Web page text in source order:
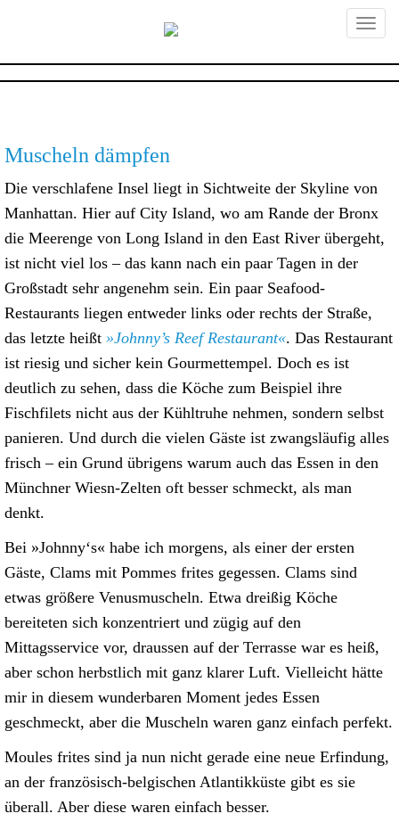
Foodtexte,
Foodvideo und
Foodanimation,
München – foodundtext
videos, die den Appetit anregen,
Rezeptentwicklung und Foodstyling mit
eigenem Foodstudio und Versuchsküche.
Primary
Menu
Muscheln dämpfen
Die verschlafene Insel liegt in Sichtweite der Skyline von
Manhattan. Hier auf City Island, wo am Rande der Bronx
die Meerenge von Long Island in den East River übergeht,
ist nicht viel los – das kann nach ein paar Tagen in der
Großstadt sehr angenehm sein. Ein paar Seafood-
Restaurants liegen entweder links oder rechts der Straße,
das letzte heißt »Johnny’s Reef Restaurant«. Das Restaurant
ist riesig und sicher kein Gourmettempel. Doch es ist
deutlich zu sehen, dass die Köche zum Beispiel ihre
Fischfilets nicht aus der Kühltruhe nehmen, sondern selbst
panieren. Und durch die vielen Gäste ist zwangsläufig alles
frisch – ein Grund übrigens warum auch das Essen in den
Münchner Wiesn-Zelten oft besser schmeckt, als man
denkt.
Bei »Johnny‘s« habe ich morgens, als einer der ersten
Gäste, Clams mit Pommes frites gegessen. Clams sind
etwas größere Venusmuscheln. Etwa dreißig Köche
bereiteten sich konzentriert und zügig auf den
Mittagsservice vor, draussen auf der Terrasse war es heiß,
aber schon herbstlich mit ganz klarer Luft. Vielleicht hätte
mir in diesem wunderbaren Moment jedes Essen
geschmeckt, aber die Muscheln waren ganz einfach perfekt.
Moules frites sind ja nun nicht gerade eine neue Erfindung,
an der französisch-belgischen Atlantikküste gibt es sie
überall. Aber diese waren einfach besser.